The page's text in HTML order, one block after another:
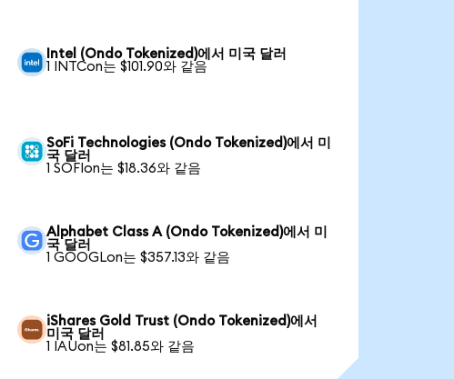
Intel (Ondo Tokenized)에서 미국 달러
1 INTCon는 $101.90와 같음
SoFi Technologies (Ondo Tokenized)에서 미
국 달러
1 SOFIon는 $18.36와 같음
Alphabet Class A (Ondo Tokenized)에서 미
국 달러
1 GOOGLon는 $357.13와 같음
iShares Gold Trust (Ondo Tokenized)에서
미국 달러
1 IAUon는 $81.85와 같음